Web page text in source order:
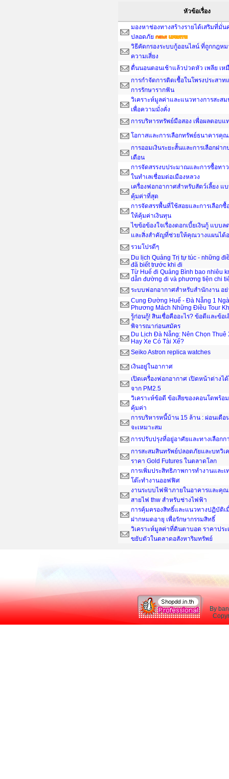
หัวข้อเรื่อง
มองหาช่องทางสร้างรายได้เสริมที่มั่น
ปลอดภัย
วิธีคัดกรองระบบกู้ออนไลน์ ที่ถูกกฎหม
ความเสี่ยง
ตื่นนอนตอนเช้าแล้วปวดหัว เพลีย เห
การกำจัดการติดเชื้อในโพรงประสา
การรักษารากฟัน
วิเคราะห์มูลค่าและแนวทางการสะส
เพื่อความมั่งคั่ง
การบริหารทรัพย์มือสอง เพื่อผลตอบแ
โอกาสและการเลือกทรัพย์ธนาคารคุ
การออมเงินระยะสั้นและการเลือกฝาก
เดือน
การจัดสรรงบประมาณและการซื้อทา
ในทำเลเชื่อมต่อเมืองหลวง
เครื่องฟอกอากาศสำหรับสัตว์เลี้ยง แ
คุ้มค่าที่สุด
การจัดสรรพื้นที่ใช้สอยและการเลือก
ให้คุ้มค่าเงินทุน
ไขข้อข้องใจเรื่องดอกเบี้ยเงินกู้ แบบ
และสิ่งสำคัญที่ช่วยให้คุณวางแผนได้
รวมโปรดีๆ
Du lịch Quảng Trị tự túc - những
đã biết trước khi đi
Từ Huế đi Quảng Bình bao nhiêu
dẫn đường đi và phương tiện chi
ระบบฟอกอากาศสำหรับสำนักงาน อ
Cung Đường Huế - Đà Nẵng 1
Phương Mách Những Điều Tour
รู้ก่อนกู้! สินเชื่อคืออะไร? ข้อดีและข้อ
พิจารณาก่อนสมัคร
Du Lịch Đà Nẵng: Nên Chọn Thuê
Hay Xe Có Tài Xế?
Seiko Astron replica watches
เงินอยู่ในอากาศ
เปิดเครื่องฟอกอากาศ เปิดหน้าต่างไ
จาก PM2.5
วิเคราะห์ข้อดี ข้อเสียของคอนโดพร้อ
คุ้มค่า
การบริหารหนี้บ้าน 15 ล้าน : ผ่อนเดือ
จะเหมาะสม
การปรับปรุงที่อยู่อาศัยและทางเลือก
การสะสมสินทรัพย์ปลอดภัยและบทวิเ
ราคา Gold Futures ในตลาดโลก
การเพิ่มประสิทธิภาพการทำงานและ
โต๊ะทํางานออฟฟิศ
งานระบบไฟฟ้าภายในอาคารและคุ
สายไฟ thw สำหรับช่างไฟฟ้า
การคุ้มครองสิทธิ์และแนวทางปฏิบัติ
ฝากหมดอายุ เพื่อรักษากรรมสิทธิ์
วิเคราะห์มูลค่าที่ดินตาบอด ราคาประ
ขยับตัวในตลาดอสังหาริมทรัพย์
By